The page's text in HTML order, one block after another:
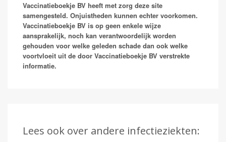
Vaccinatieboekje BV heeft met zorg deze site
samengesteld. Onjuistheden kunnen echter voorkomen.
Vaccinatieboekje BV is op geen enkele wijze
aansprakelijk, noch kan verantwoordelijk worden
gehouden voor welke geleden schade dan ook welke
voortvloeit uit de door Vaccinatieboekje BV verstrekte
informatie.
Lees ook over andere infectieziekten: